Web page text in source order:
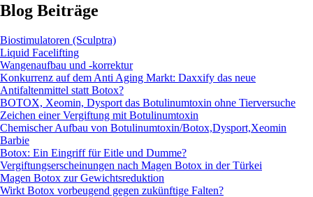
Blog Beiträge
Biostimulatoren (Sculptra)
Liquid Facelifting
Wangenaufbau und -korrektur
Konkurrenz auf dem Anti Aging Markt: Daxxify das neue
Antifaltenmittel statt Botox?
BOTOX, Xeomin, Dysport das Botulinumtoxin ohne Tierversuche
Zeichen einer Vergiftung mit Botulinumtoxin
Chemischer Aufbau von Botulinumtoxin/Botox,Dysport,Xeomin
Barbie
Botox: Ein Eingriff für Eitle und Dumme?
Vergiftungserscheinungen nach Magen Botox in der Türkei
Magen Botox zur Gewichtsreduktion
Wirkt Botox vorbeugend gegen zukünftige Falten?